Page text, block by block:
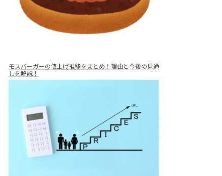
モスバーガーの値上げ推移をまとめ！理由と今後の見通
しを解説！